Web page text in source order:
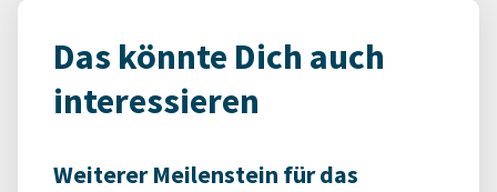
Das könnte Dich auch
interessieren
Weiterer Meilenstein für das